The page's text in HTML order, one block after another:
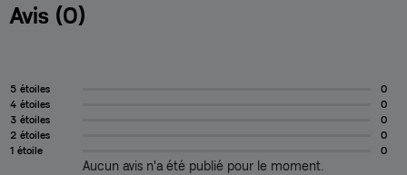
Avis (0)
5 étoiles
0
4 étoiles
0
3 étoiles
0
2 étoiles
0
1 étoile
0
Aucun avis n'a été publié pour le moment.